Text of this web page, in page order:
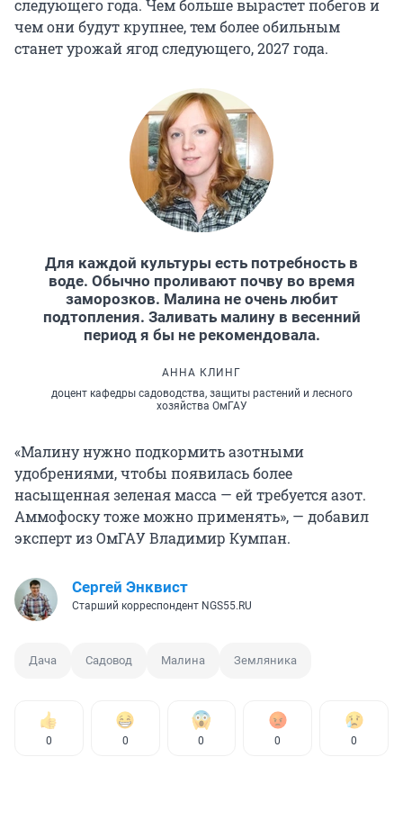
следующего года. Чем больше вырастет побегов и
чем они будут крупнее, тем более обильным
станет урожай ягод следующего, 2027 года.
Для каждой культуры есть потребность в
воде. Обычно проливают почву во время
заморозков. Малина не очень любит
подтопления. Заливать малину в весенний
период я бы не рекомендовала.
АННА КЛИНГ
доцент кафедры садоводства, защиты растений и лесного
хозяйства ОмГАУ
«Малину нужно подкормить азотными
удобрениями, чтобы появилась более
насыщенная зеленая масса — ей требуется азот.
Аммофоску тоже можно применять», — добавил
эксперт из ОмГАУ Владимир Кумпан.
Сергей Энквист
Старший корреспондент NGS55.RU
Дача Садовод Малина Земляника
0 0 0 0 0